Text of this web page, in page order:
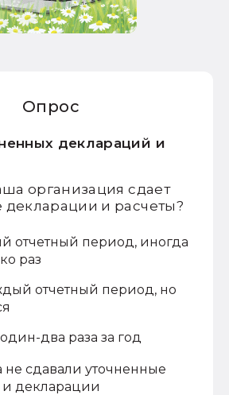
Опрос
деклараций и
организация сдает
декларации и расчеты?
отчетный период, иногда
раз
отчетный период, но
два раза за год
не сдавали уточненные
и декларации